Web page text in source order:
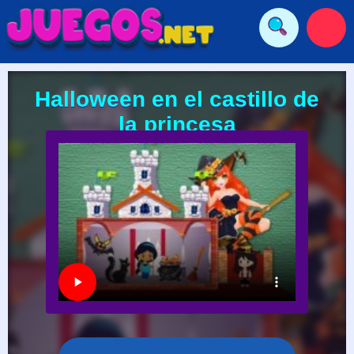
Halloween en el castillo de
la princesa